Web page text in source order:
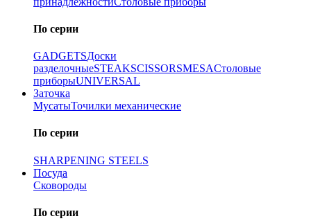
По серии
GADGETSДоски
разделочныеSTEAKSCISSORSMESAСтоловые
приборыUNIVERSAL
Заточка
МусатыТочилки механические
По серии
SHARPENING STEELS
Посуда
Сковороды
По серии